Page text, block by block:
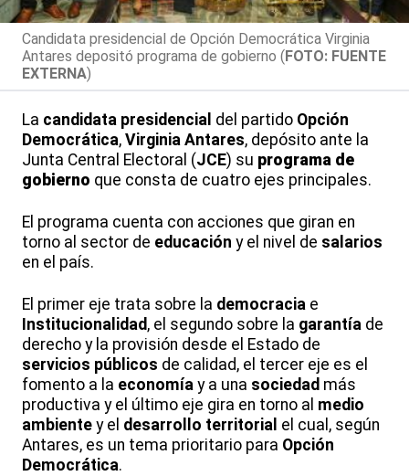
Candidata presidencial de Opción Democrática Virginia
Antares depositó programa de gobierno (FOTO: FUENTE
EXTERNA)
La candidata presidencial del partido Opción
Democrática, Virginia Antares, depósito ante la
Junta Central Electoral (JCE) su programa de
gobierno que consta de cuatro ejes principales.
El programa cuenta con acciones que giran en
torno al sector de educación y el nivel de salarios
en el país.
El primer eje trata sobre la democracia e
Institucionalidad, el segundo sobre la garantía de
derecho y la provisión desde el Estado de
servicios públicos de calidad, el tercer eje es el
fomento a la economía y a una sociedad más
productiva y el último eje gira en torno al medio
ambiente y el desarrollo territorial el cual, según
Antares, es un tema prioritario para Opción
Democrática.